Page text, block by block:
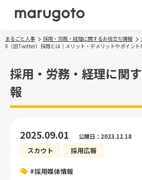
その他サービス
導入事例
お役立ち情報
ナレッジ資料
まるごと人事 採用・労務・経理に関するお役立ち情報
X（旧Twitter）採用とは｜メリット・デメリットやポイント
採用・労務・経理に関
報
2025.09.01 公開日：2023.12.18
スカウト 採用広報
#採用媒体情報